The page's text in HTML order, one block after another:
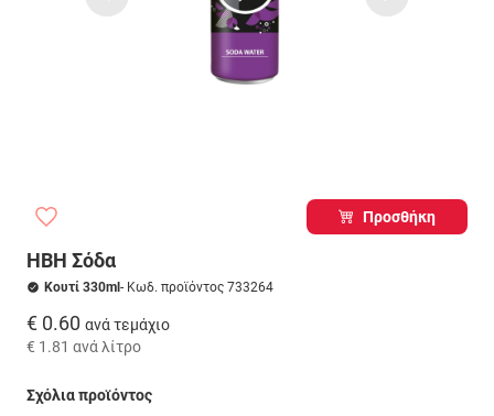
Προσθήκη
ΗΒΗ Σόδα
Κουτί 330ml - Κωδ. προϊόντος 733264
€ 0.60 ανά τεμάχιο
€ 1.81 ανά λίτρο
Σχόλια προϊόντος